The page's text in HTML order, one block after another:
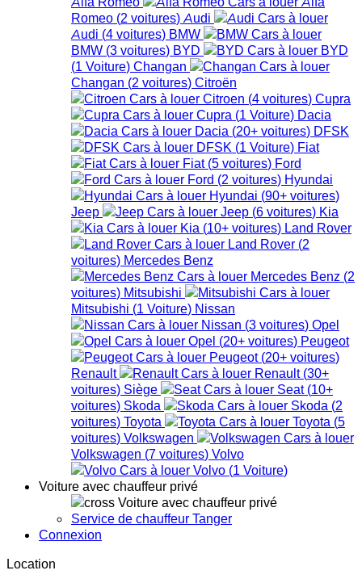
Romeo (2 voitures) Audi
Audi (4 voitures) BMW
BMW (3 voitures) BYD
BYD
(1 Voiture) Changan
Changan (2 voitures) Citroën
Citroen (4 voitures) Cupra
Cupra (1 Voiture) Dacia
Dacia (20+ voitures) DFSK
DFSK (1 Voiture) Fiat
Fiat (5 voitures) Ford
Ford (2 voitures) Hyundai
Hyundai (90+ voitures)
Jeep
Jeep (6 voitures) Kia
Kia (10+ voitures) Land Rover
Land Rover (2
voitures) Mercedes Benz
Mercedes Benz (2
voitures) Mitsubishi
Mitsubishi (1 Voiture) Nissan
Nissan (3 voitures) Opel
Opel (20+ voitures) Peugeot
Peugeot (20+ voitures)
Renault
Renault (30+
voitures) Siège Seat (10+
voitures) Skoda Skoda (2
voitures) Toyota Toyota (5
voitures) Volkswagen
Volkswagen (7 voitures) Volvo
Volvo (1 Voiture)
Voiture avec chauffeur privé
Voiture avec chauffeur privé
Service de chauffeur Tanger
Connexion
Location